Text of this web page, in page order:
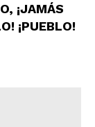
¡JAMÁS
¡PUEBLO!